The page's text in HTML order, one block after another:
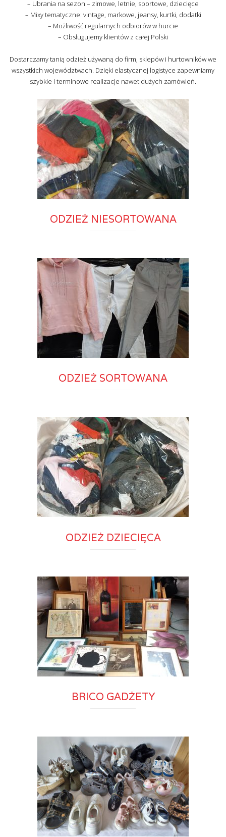
– Ubrania na sezon – zimowe, letnie, sportowe, dziecięce
– Mixy tematyczne: vintage, markowe, jeansy, kurtki, dodatki
– Możliwość regularnych odbiorów w hurcie
– Obsługujemy klientów z całej Polski
Dostarczamy tanią odzież używaną do firm, sklepów i hurtowników we
wszystkich województwach. Dzięki elastycznej logistyce zapewniamy
szybkie i terminowe realizacje nawet dużych zamówień.
ODZIEŻ NIESORTOWANA
ODZIEŻ SORTOWANA
ODZIEŻ DZIECIĘCA
BRICO GADŻETY